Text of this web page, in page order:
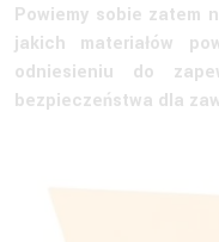
Powiemy sobie zatem
jakich materiałów
odniesieniu do
bezpieczeństwa dla